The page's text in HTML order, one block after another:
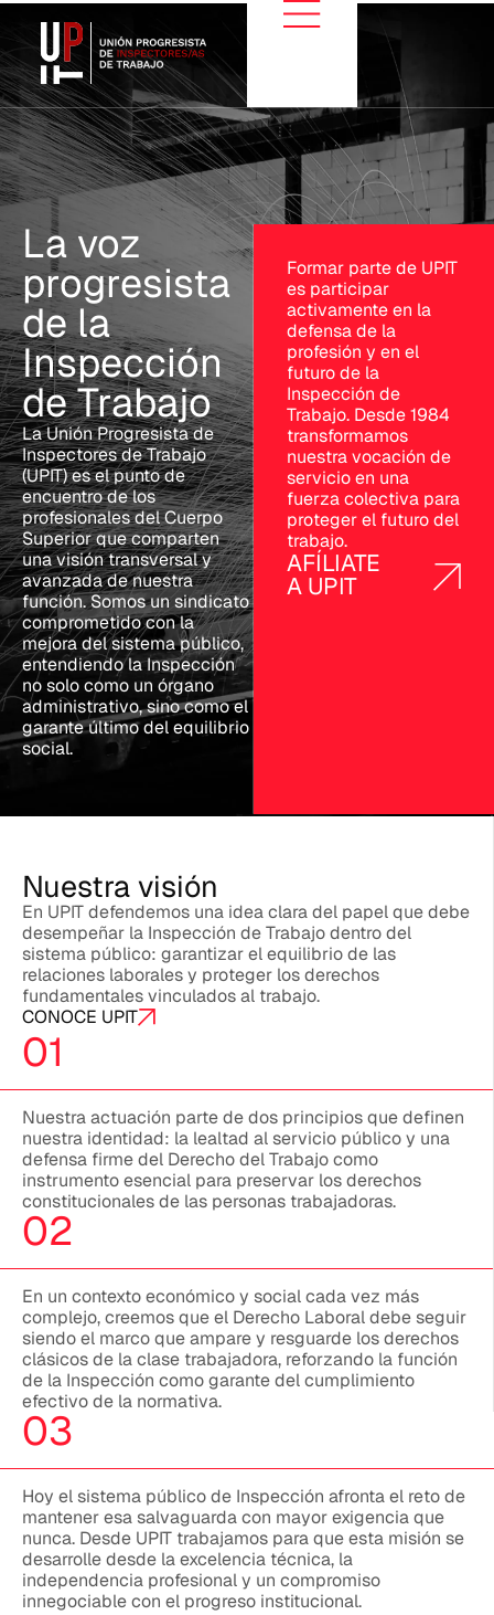
La voz
progresista
de la
Inspección
de Trabajo
La Unión Progresista de
Inspectores de Trabajo
(UPIT) es el punto de
encuentro de los
profesionales del Cuerpo
Superior que comparten
una visión transversal y
avanzada de nuestra
función. Somos un sindicato
comprometido con la
mejora del sistema público,
entendiendo la Inspección
no solo como un órgano
administrativo, sino como el
garante último del equilibrio
social.
Formar parte de UPIT
es participar
activamente en la
defensa de la
profesión y en el
futuro de la
Inspección de
Trabajo. Desde 1984
transformamos
nuestra vocación de
servicio en una
fuerza colectiva para
proteger el futuro del
trabajo.
AFÍLIATE
A UPIT
Nuestra visión
En UPIT defendemos una idea clara del papel que debe
desempeñar la Inspección de Trabajo dentro del
sistema público: garantizar el equilibrio de las
relaciones laborales y proteger los derechos
fundamentales vinculados al trabajo.
CONOCE UPIT
01
Nuestra actuación parte de dos principios que definen
nuestra identidad: la lealtad al servicio público y una
defensa firme del Derecho del Trabajo como
instrumento esencial para preservar los derechos
constitucionales de las personas trabajadoras.
02
En un contexto económico y social cada vez más
complejo, creemos que el Derecho Laboral debe seguir
siendo el marco que ampare y resguarde los derechos
clásicos de la clase trabajadora, reforzando la función
de la Inspección como garante del cumplimiento
efectivo de la normativa.
03
Hoy el sistema público de Inspección afronta el reto de
mantener esa salvaguarda con mayor exigencia que
nunca. Desde UPIT trabajamos para que esta misión se
desarrolle desde la excelencia técnica, la
independencia profesional y un compromiso
innegociable con el progreso institucional.